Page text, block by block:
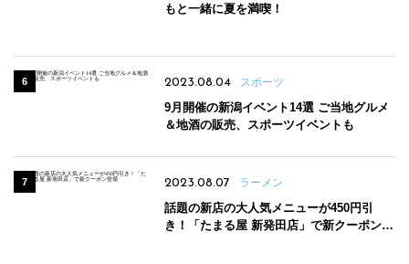
もと一緒に夏を満喫！
2023.08.04 スポーツ
9月開催の新潟イベント14選 ご当地グルメ
＆地酒の販売、スポーツイベントも
2023.08.07 ラーメン
話題の新店の大人気メニューが450円引
き！「たまる屋 新発田店」で新クーポン登